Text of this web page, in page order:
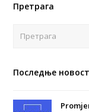
Претрага
Последње